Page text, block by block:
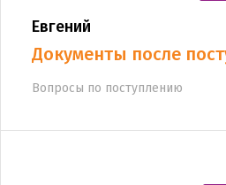
Евгений
Документы после
Вопросы по поступлению